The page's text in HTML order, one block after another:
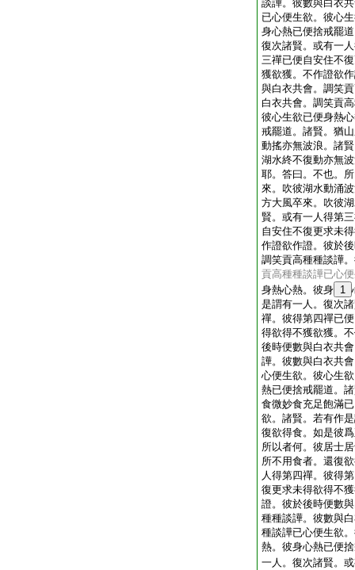
談譁。彼數與白衣
已心便生欲。彼心
身心熱已便捨戒罷
復次諸賢。或有一
三禪已便自安住不
獲欲獲。不作證欲
與白衣共會。調笑
白衣共會。調笑貢
彼心生欲已便身熱
戒罷道。諸賢。猶
動搖亦無波浪。諸
湖水終不復動亦無
耶。答曰。不也。
來。吹彼湖水動涌
方大風卒來。吹彼
賢。或有一人得第
自安住不復更求未
作證欲作證。彼於
調笑貢高種種談譁
貢高種種談譁已心
身熱心熱。彼身 1
是謂有一人。復次
禪。彼得第四禪已
得欲得不獲欲獲。
後時便數與白衣共
譁。彼數與白衣共
心便生欲。彼心生
熱已便捨戒罷道。
食微妙食充足飽滿
欲。諸賢。若有作
復欲得食。如是彼
所以者何。彼居士
所不用食者。還復
人得第四禪。彼得
復更求未得欲得不
證。彼於後時便數
種種談譁。彼數與
種談譁已心便生欲
熱。彼身心熱已便
一人。復次諸賢。